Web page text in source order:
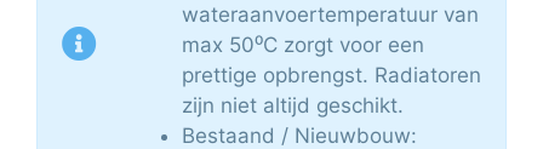
wateraanvoertemperatuur van
max 50⁰C zorgt voor een
prettige opbrengst. Radiatoren
zijn niet altijd geschikt.
Bestaand / Nieuwbouw: